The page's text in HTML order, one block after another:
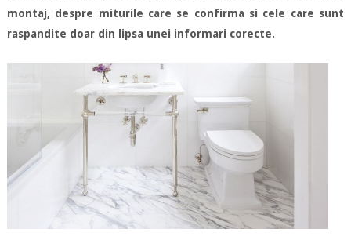
montaj, despre miturile care se confirma si cele care sunt
raspandite doar din lipsa unei informari corecte.